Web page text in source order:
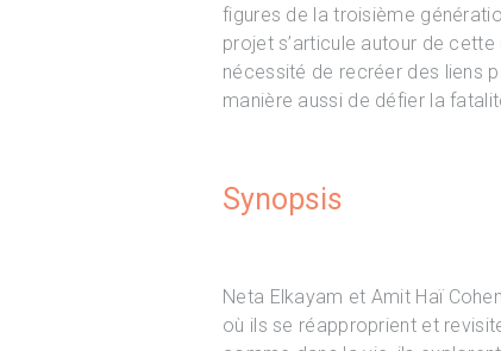
figures de la troisième
projet s’articule autour de
nécessité de recréer des liens
manière aussi de défier la
Synopsis
Neta Elkayam et Amit Haï
où ils se réapproprient et